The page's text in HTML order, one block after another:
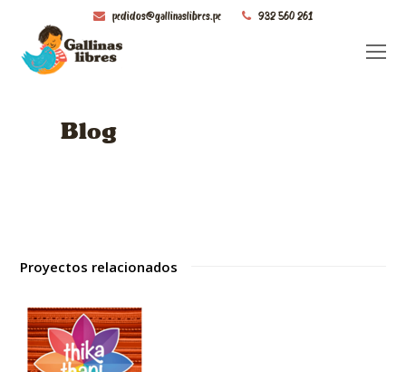
pedidos@gallinaslibres.pe 932 560 261
Blog
Proyectos relacionados